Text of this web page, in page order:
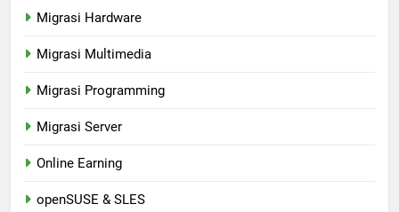
Migrasi Hardware
Migrasi Multimedia
Migrasi Programming
Migrasi Server
Online Earning
openSUSE & SLES